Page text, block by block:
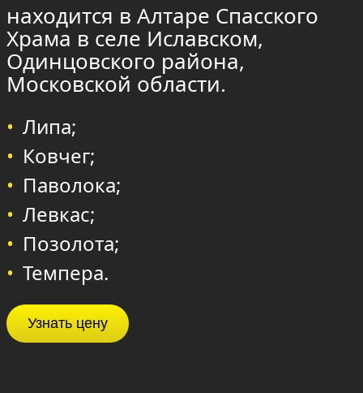
находится в Алтаре Спасского
Храма в селе Иславском,
Одинцовского района,
Московской области.
Липа;
Ковчег;
Паволока;
Левкас;
Позолота;
Темпера.
Узнать цену